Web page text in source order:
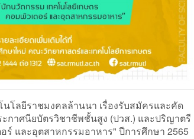
ลยีราชมงคลล้านนา เรื่องรับสมัครและคัด
กาศนียบัตรวิชาชีพชั้นสูง (ปวส.) และปริญาตรี
ร์ และอุตสาหกรรมอาหาร" ปีการศึกษา 2565